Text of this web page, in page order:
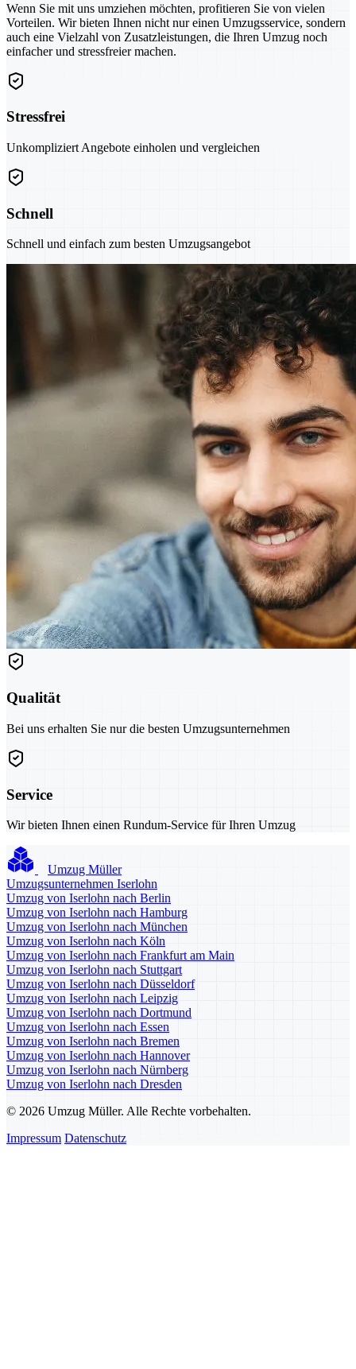
Wenn Sie mit uns umziehen möchten, profitieren Sie von vielen
Vorteilen. Wir bieten Ihnen nicht nur einen Umzugsservice, sondern
auch eine Vielzahl von Zusatzleistungen, die Ihren Umzug noch
einfacher und stressfreier machen.
Stressfrei
Unkompliziert Angebote einholen und vergleichen
Schnell
Schnell und einfach zum besten Umzugsangebot
Qualität
Bei uns erhalten Sie nur die besten Umzugsunternehmen
Service
Wir bieten Ihnen einen Rundum-Service für Ihren Umzug
Umzug Müller
Umzugsunternehmen Iserlohn
Umzug von Iserlohn nach Berlin
Umzug von Iserlohn nach Hamburg
Umzug von Iserlohn nach München
Umzug von Iserlohn nach Köln
Umzug von Iserlohn nach Frankfurt am Main
Umzug von Iserlohn nach Stuttgart
Umzug von Iserlohn nach Düsseldorf
Umzug von Iserlohn nach Leipzig
Umzug von Iserlohn nach Dortmund
Umzug von Iserlohn nach Essen
Umzug von Iserlohn nach Bremen
Umzug von Iserlohn nach Hannover
Umzug von Iserlohn nach Nürnberg
Umzug von Iserlohn nach Dresden
© 2026 Umzug Müller. Alle Rechte vorbehalten.
Impressum Datenschutz